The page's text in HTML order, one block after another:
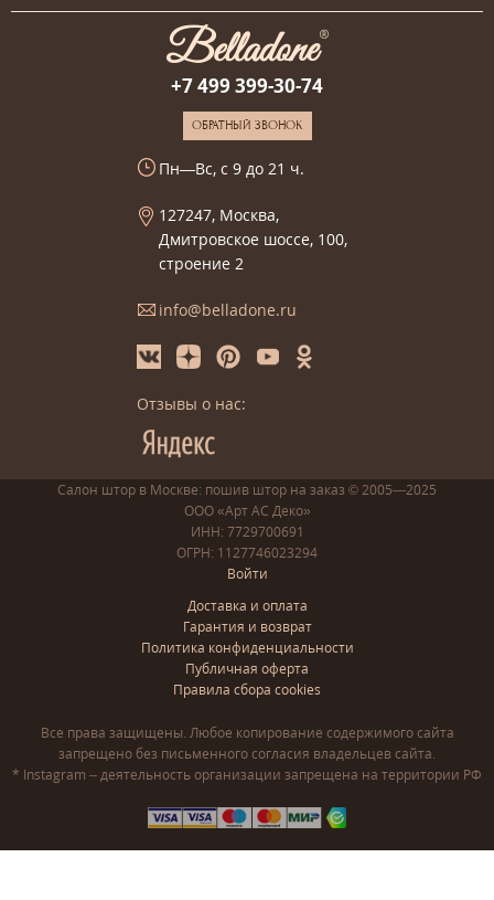
+7 499 399-30-74
ОБРАТНЫЙ ЗВОНОК
Пн—Вс, с 9 до 21 ч.
127247, Москва,
Дмитровское шоссе, 100,
строение 2
info@belladone.ru
Отзывы о нас:
Салон штор в Москве: пошив штор на заказ © 2005—2025
ООО «Арт АС Деко»
ИНН: 7729700691
ОГРН: 1127746023294
Войти
Доставка и оплата
Гарантия и возврат
Политика конфиденциальности
Публичная оферта
Правила сбора cookies
Все права защищены. Любое копирование содержимого сайта
запрещено без письменного согласия владельцев сайта.
* Instagram – деятельность организации запрещена на территории РФ